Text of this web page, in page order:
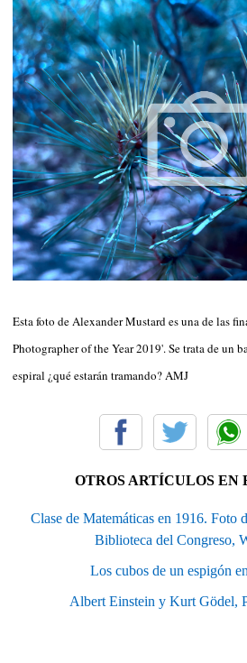
Esta foto de Alexander Mustard es una de las
Photographer of the Year 2019'. Se trata de un
espiral ¿qué estarán tramando? AMJ
OTROS ARTÍCULOS EN
Clase de Matemáticas en 1916. Foto
Biblioteca del Congreso,
Los cubos de un espigón
Albert Einstein y Kurt Gödel,